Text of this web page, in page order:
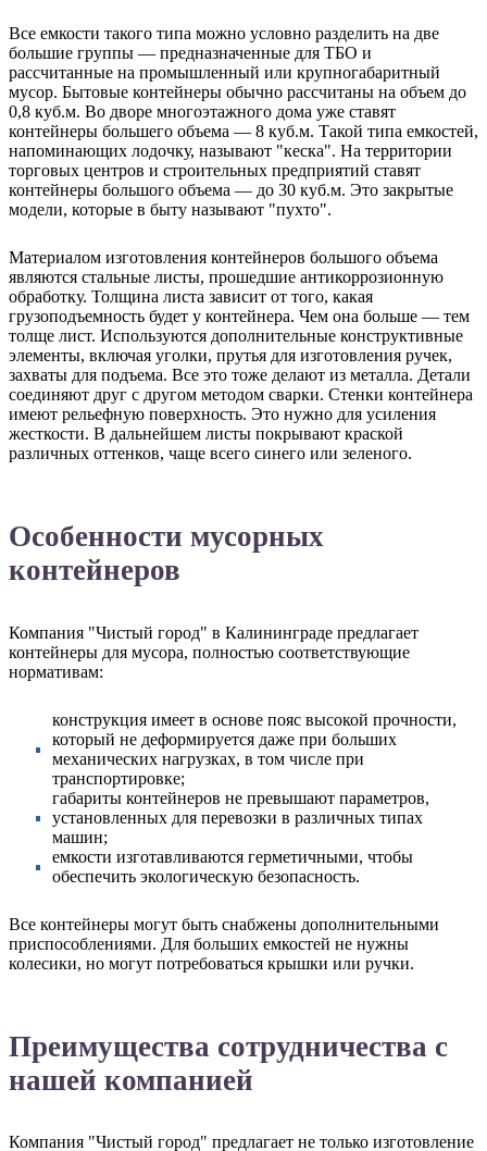
Все емкости такого типа можно условно разделить на две
большие группы — предназначенные для ТБО и
рассчитанные на промышленный или крупногабаритный
мусор. Бытовые контейнеры обычно рассчитаны на объем до
0,8 куб.м. Во дворе многоэтажного дома уже ставят
контейнеры большего объема — 8 куб.м. Такой типа емкостей,
напоминающих лодочку, называют "кеска". На территории
торговых центров и строительных предприятий ставят
контейнеры большого объема — до 30 куб.м. Это закрытые
модели, которые в быту называют "пухто".
Материалом изготовления контейнеров большого объема
являются стальные листы, прошедшие антикоррозионную
обработку. Толщина листа зависит от того, какая
грузоподъемность будет у контейнера. Чем она больше — тем
толще лист. Используются дополнительные конструктивные
элементы, включая уголки, прутья для изготовления ручек,
захваты для подъема. Все это тоже делают из металла. Детали
соединяют друг с другом методом сварки. Стенки контейнера
имеют рельефную поверхность. Это нужно для усиления
жесткости. В дальнейшем листы покрывают краской
различных оттенков, чаще всего синего или зеленого.
Особенности мусорных
контейнеров
Компания "Чистый город" в Калининграде предлагает
контейнеры для мусора, полностью соответствующие
нормативам:
конструкция имеет в основе пояс высокой прочности,
который не деформируется даже при больших
механических нагрузках, в том числе при
транспортировке;
габариты контейнеров не превышают параметров,
установленных для перевозки в различных типах
машин;
емкости изготавливаются герметичными, чтобы
обеспечить экологическую безопасность.
Все контейнеры могут быть снабжены дополнительными
приспособлениями. Для больших емкостей не нужны
колесики, но могут потребоваться крышки или ручки.
Преимущества сотрудничества с
нашей компанией
Компания "Чистый город" предлагает не только изготовление